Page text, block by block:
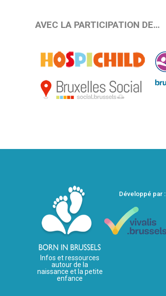
AVEC LA PARTICIPATION DE…
Infos et ressources
autour de la
naissance et la petite
enfance
Développé par :